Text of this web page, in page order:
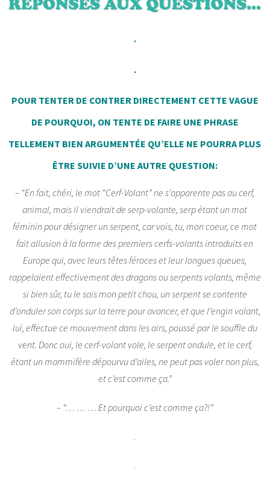
.
.
POUR TENTER DE CONTRER DIRECTEMENT CETTE VAGUE
DE POURQUOI, ON TENTE DE FAIRE UNE PHRASE
TELLEMENT BIEN ARGUMENTÉE QU’ELLE NE POURRA PLUS
ÊTRE SUIVIE D’UNE AUTRE QUESTION:
– “En fait, chéri, le mot “Cerf-Volant” ne s’apparente pas au cerf,
animal, mais il viendrait de serp-volante, serp étant un mot
féminin pour désigner un serpent, car vois, tu, mon coeur, ce mot
fait allusion à la forme des premiers cerfs-volants introduits en
Europe qui, avec leurs têtes féroces et leur longues queues,
rappelaient effectivement des dragons ou serpents volants, même
si bien sûr, tu le sais mon petit chou, un serpent se contente
d’onduler son corps sur la terre pour avancer, et que l’engin volant,
lui, effectue ce mouvement dans les airs, poussé par le souffle du
vent. Donc oui, le cerf-volant vole, le serpent ondule, et le cerf,
étant un mammifère dépourvu d’ailes, ne peut pas voler non plus,
et c’est comme ça.”
– “… … … Et pourquoi c’est comme ça?!”